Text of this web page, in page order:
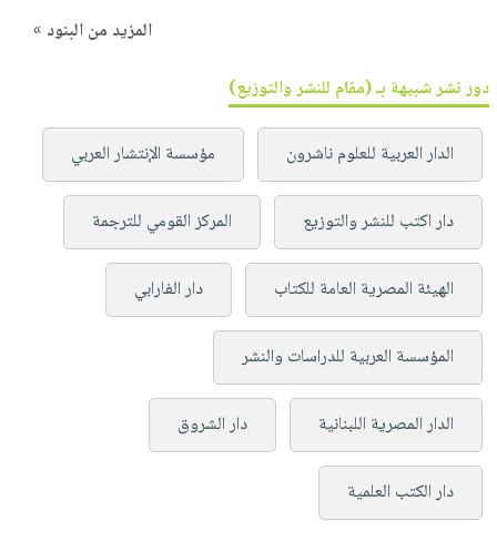
المزيد من البنود »
دور نشر شبيهة بـ (مقام للنشر والتوزيع)
الدار العربية للعلوم ناشرون مؤسسة الإنتشار العربي
دار اكتب للنشر والتوزيع المركز القومي للترجمة
الهيئة المصرية العامة للكتاب دار الفارابي
المؤسسة العربية للدراسات والنشر
الدار المصرية اللبنانية دار الشروق
دار الكتب العلمية